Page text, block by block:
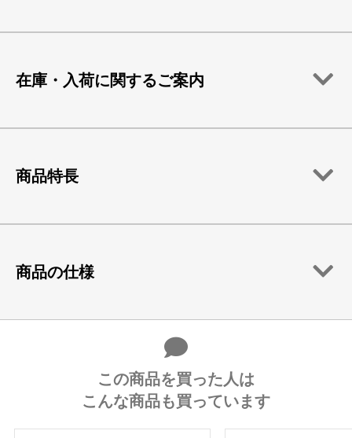
在庫・入荷に関するご案内
商品特長
商品の仕様
この商品を買った人は
こんな商品も買っています